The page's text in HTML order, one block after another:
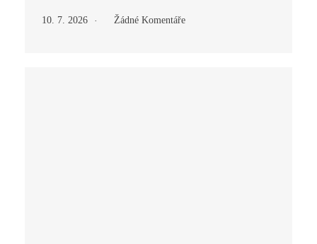
10. 7. 2026 Žádné Komentáře